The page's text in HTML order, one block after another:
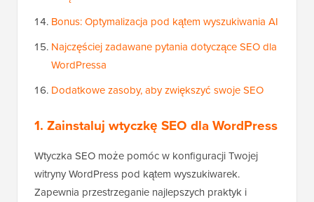
Bonus: Optymalizacja pod kątem wyszukiwania AI
Najczęściej zadawane pytania dotyczące SEO dla
WordPressa
Dodatkowe zasoby, aby zwiększyć swoje SEO
1. Zainstaluj wtyczkę SEO dla WordPress
Wtyczka SEO może pomóc w konfiguracji Twojej
witryny WordPress pod kątem wyszukiwarek.
Zapewnia przestrzeganie najlepszych praktyk i